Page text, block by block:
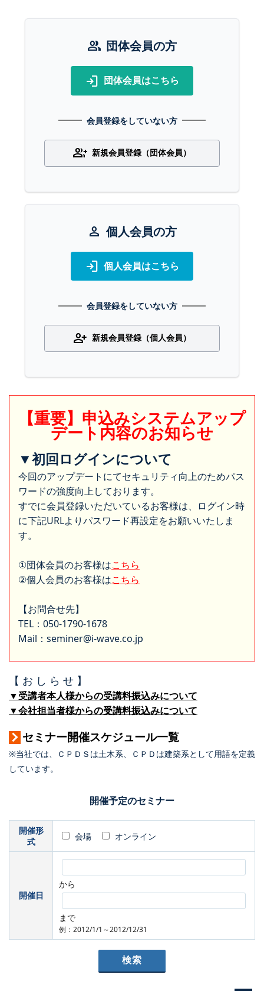
group 団体会員の方
login 団体会員はこちら
会員登録をしていない方
group_add 新規会員登録（団体会員）
person 個人会員の方
login 個人会員はこちら
会員登録をしていない方
person_add 新規会員登録（個人会員）
【重要】申込みシステムアップ
デート内容のお知らせ
▼初回ログインについて
今回のアップデートにてセキュリティ向上のためパス
ワードの強度向上しております。
すでに会員登録いただいているお客様は、ログイン時
に下記URLよりパスワード再設定をお願いいたしま
す。
①団体会員のお客様はこちら
②個人会員のお客様はこちら
【お問合せ先】
TEL：050-1790-1678
Mail：seminer@i-wave.co.jp
【 お し ら せ 】
▼受講者本人様からの受講料振込みについて
▼会社担当者様からの受講料振込みについて
セミナー開催スケジュール一覧
※当社では、ＣＰＤＳは土木系、ＣＰＤは建築系として用語を定義
しています。
開催予定のセミナー
開催形
式
会場 オンライン
開催日
から
まで
例：2012/1/1～2012/12/31